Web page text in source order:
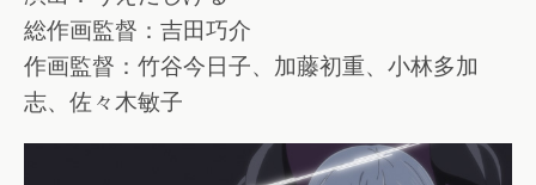
総作画監督：吉田巧介
作画監督：竹谷今日子、加藤初重、小林多加
志、佐々木敏子